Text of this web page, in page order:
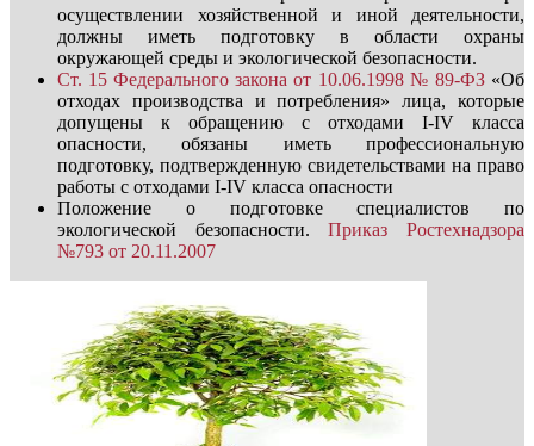
осуществлении хозяйственной и иной деятельности,
должны иметь подготовку в области охраны
окружающей среды и экологической безопасности.
Ст. 15 Федерального закона от 10.06.1998 № 89-ФЗ«Об
отходах производства и потребления» лица, которые
допущены к обращению с отходами I-IV класса
опасности, обязаны иметь профессиональную
подготовку, подтвержденную свидетельствами на право
работы с отходами I-IV класса опасности
Положение о подготовке специалистов по
экологической безопасности.Приказ Ростехнадзора
№793 от 20.11.2007